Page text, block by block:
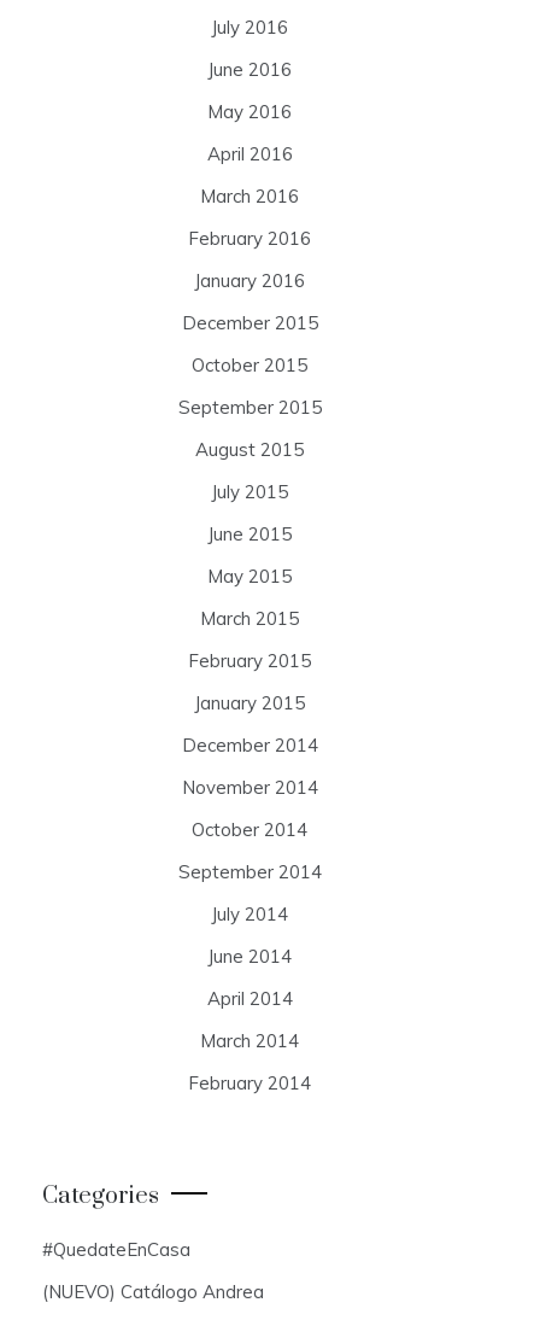
July 2016
June 2016
May 2016
April 2016
March 2016
February 2016
January 2016
December 2015
October 2015
September 2015
August 2015
July 2015
June 2015
May 2015
March 2015
February 2015
January 2015
December 2014
November 2014
October 2014
September 2014
July 2014
June 2014
April 2014
March 2014
February 2014
Categories
#QuedateEnCasa
(NUEVO) Catálogo Andrea